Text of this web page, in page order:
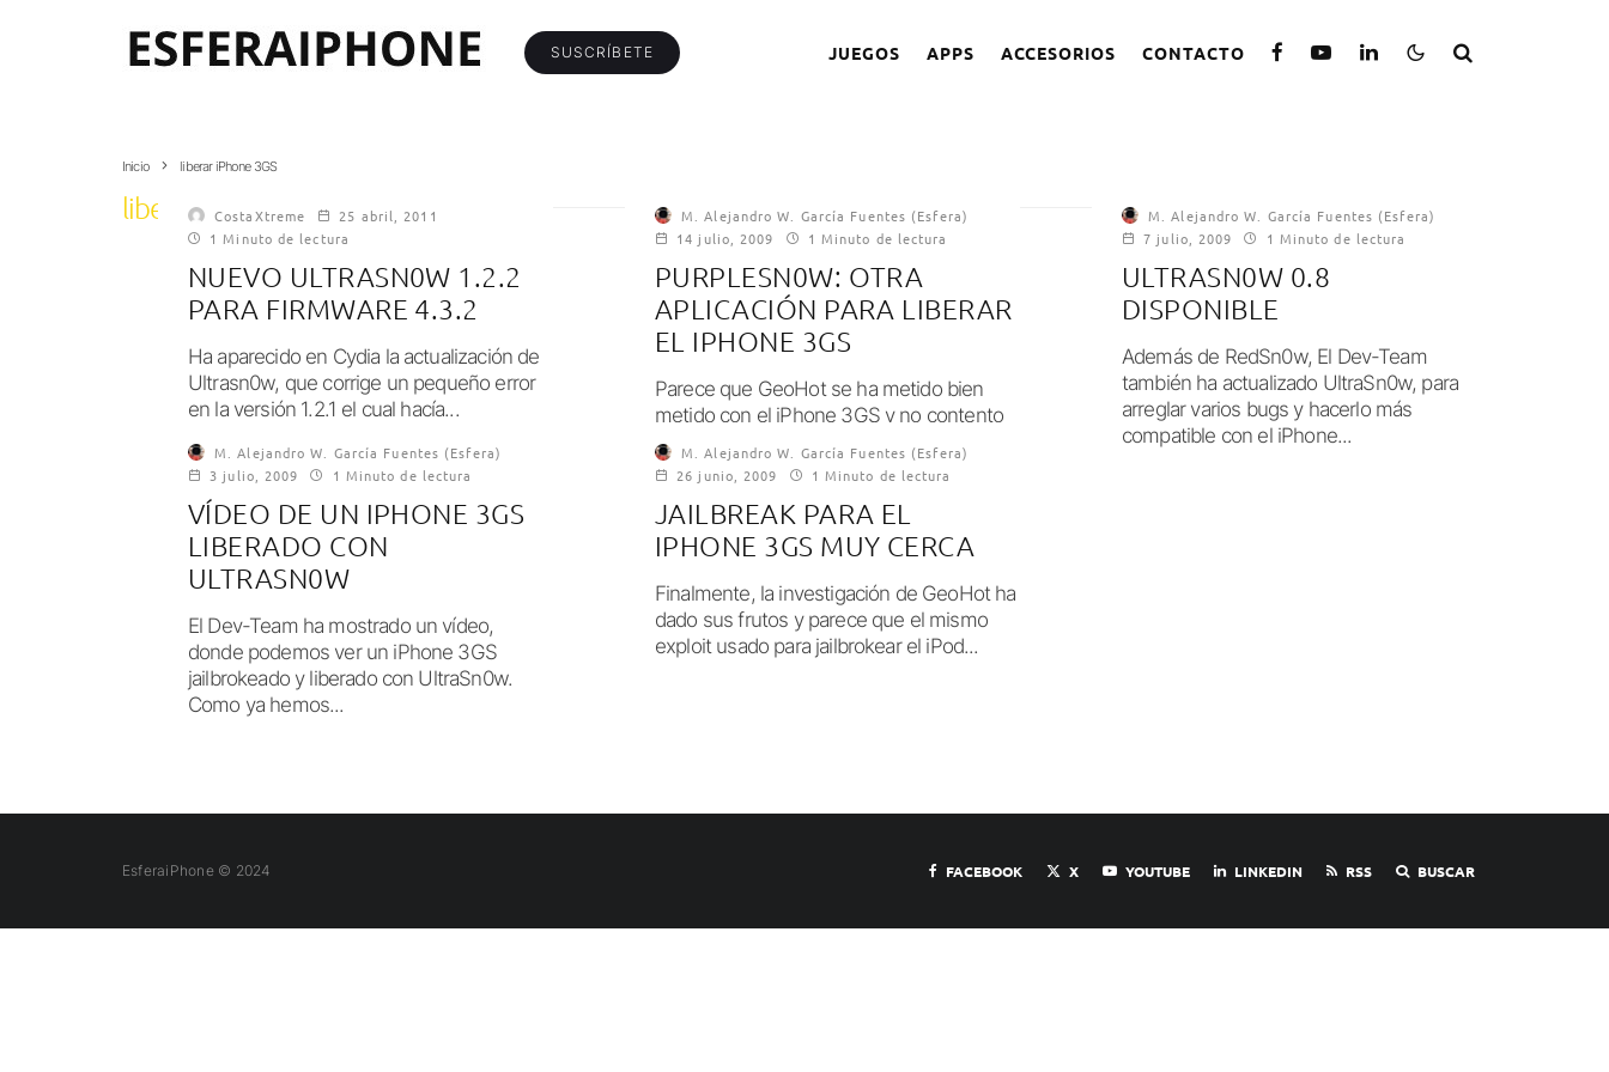
SUSCRÍBETE JUEGOS APPS ACCESORIOS CONTACTO
Inicio liberar iPhone 3GS
liberar iPhone 3GS
CostaXtreme
25 abril, 2011
1 Minuto de lectura
NUEVO ULTRASN0W 1.2.2
PARA FIRMWARE 4.3.2
Ha aparecido en Cydia la actualización de
Ultrasn0w, que corrige un pequeño error
en la versión 1.2.1 el cual hacía...
M. Alejandro W. García Fuentes (Esfera)
14 julio, 2009
1 Minuto de lectura
PURPLESN0W: OTRA
APLICACIÓN PARA LIBERAR
EL IPHONE 3GS
Parece que GeoHot se ha metido bien
metido con el iPhone 3GS y no contento
con PurpleRa1n, su aplicación para...
M. Alejandro W. García Fuentes (Esfera)
7 julio, 2009
1 Minuto de lectura
ULTRASN0W 0.8
DISPONIBLE
Además de RedSn0w, El Dev-Team
también ha actualizado UltraSn0w, para
arreglar varios bugs y hacerlo más
compatible con el iPhone...
M. Alejandro W. García Fuentes (Esfera)
3 julio, 2009
1 Minuto de lectura
VÍDEO DE UN IPHONE 3GS
LIBERADO CON
ULTRASN0W
El Dev-Team ha mostrado un vídeo,
donde podemos ver un iPhone 3GS
jailbrokeado y liberado con UltraSn0w.
Como ya hemos...
M. Alejandro W. García Fuentes (Esfera)
26 junio, 2009
1 Minuto de lectura
JAILBREAK PARA EL
IPHONE 3GS MUY CERCA
Finalmente, la investigación de GeoHot ha
dado sus frutos y parece que el mismo
exploit usado para jailbrokear el iPod...
EsferaiPhone © 2024 FACEBOOK X YOUTUBE LINKEDIN RSS BUSCAR